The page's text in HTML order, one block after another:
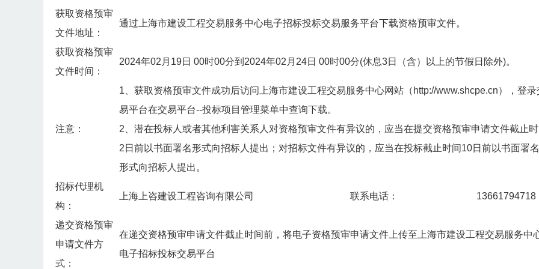
获取资格预审
文件地址：
通过上海市建设工程交易服务中心电子招标投标交易服务平台下载资格预审文件。
获取资格预审
文件时间：
2024年02月19日 00时00分到2024年02月24日 00时00分(休息3日（含）以上的节假日除外)。
注意：
1、获取资格预审文件成功后访问上海市建设工程交易服务中心网站（http://www.shcpe.cn），登录
易平台在交易平台--投标项目管理菜单中查询下载。
2、潜在投标人或者其他利害关系人对资格预审文件有异议的，应当在提交资格预审申请文件截止时
2日前以书面署名形式向招标人提出；对招标文件有异议的，应当在投标截止时间10日前以书面署名
形式向招标人提出。
招标代理机
构：
上海上咨建设工程咨询有限公司 联系电话： 13661794718
递交资格预审
申请文件方
式：
在递交资格预审申请文件截止时间前，将电子资格预审申请文件上传至上海市建设工程交易服务中
电子招标投标交易平台